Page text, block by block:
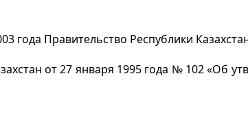
года Правительство Республики
от 27 января 1995 года № 102 «Об